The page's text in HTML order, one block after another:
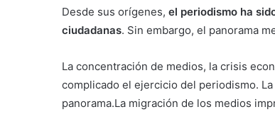
Desde sus orígenes, el periodismo ha
ciudadanas. Sin embargo, el panorama
La concentración de medios, la crisis
complicado el ejercicio del periodismo.
panorama.La migración de los medios